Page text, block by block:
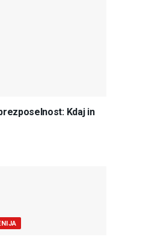
Kdaj in